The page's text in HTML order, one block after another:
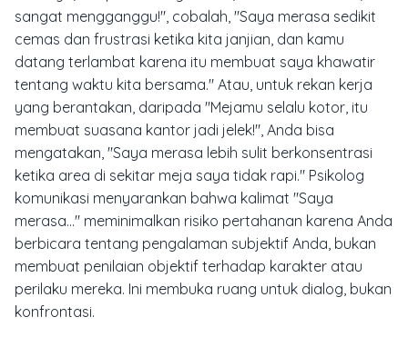
sangat mengganggu!", cobalah, "Saya merasa sedikit
cemas dan frustrasi ketika kita janjian, dan kamu
datang terlambat karena itu membuat saya khawatir
tentang waktu kita bersama." Atau, untuk rekan kerja
yang berantakan, daripada "Mejamu selalu kotor, itu
membuat suasana kantor jadi jelek!", Anda bisa
mengatakan, "Saya merasa lebih sulit berkonsentrasi
ketika area di sekitar meja saya tidak rapi." Psikolog
komunikasi menyarankan bahwa kalimat "Saya
merasa..." meminimalkan risiko pertahanan karena Anda
berbicara tentang pengalaman subjektif Anda, bukan
membuat penilaian objektif terhadap karakter atau
perilaku mereka. Ini membuka ruang untuk dialog, bukan
konfrontasi.